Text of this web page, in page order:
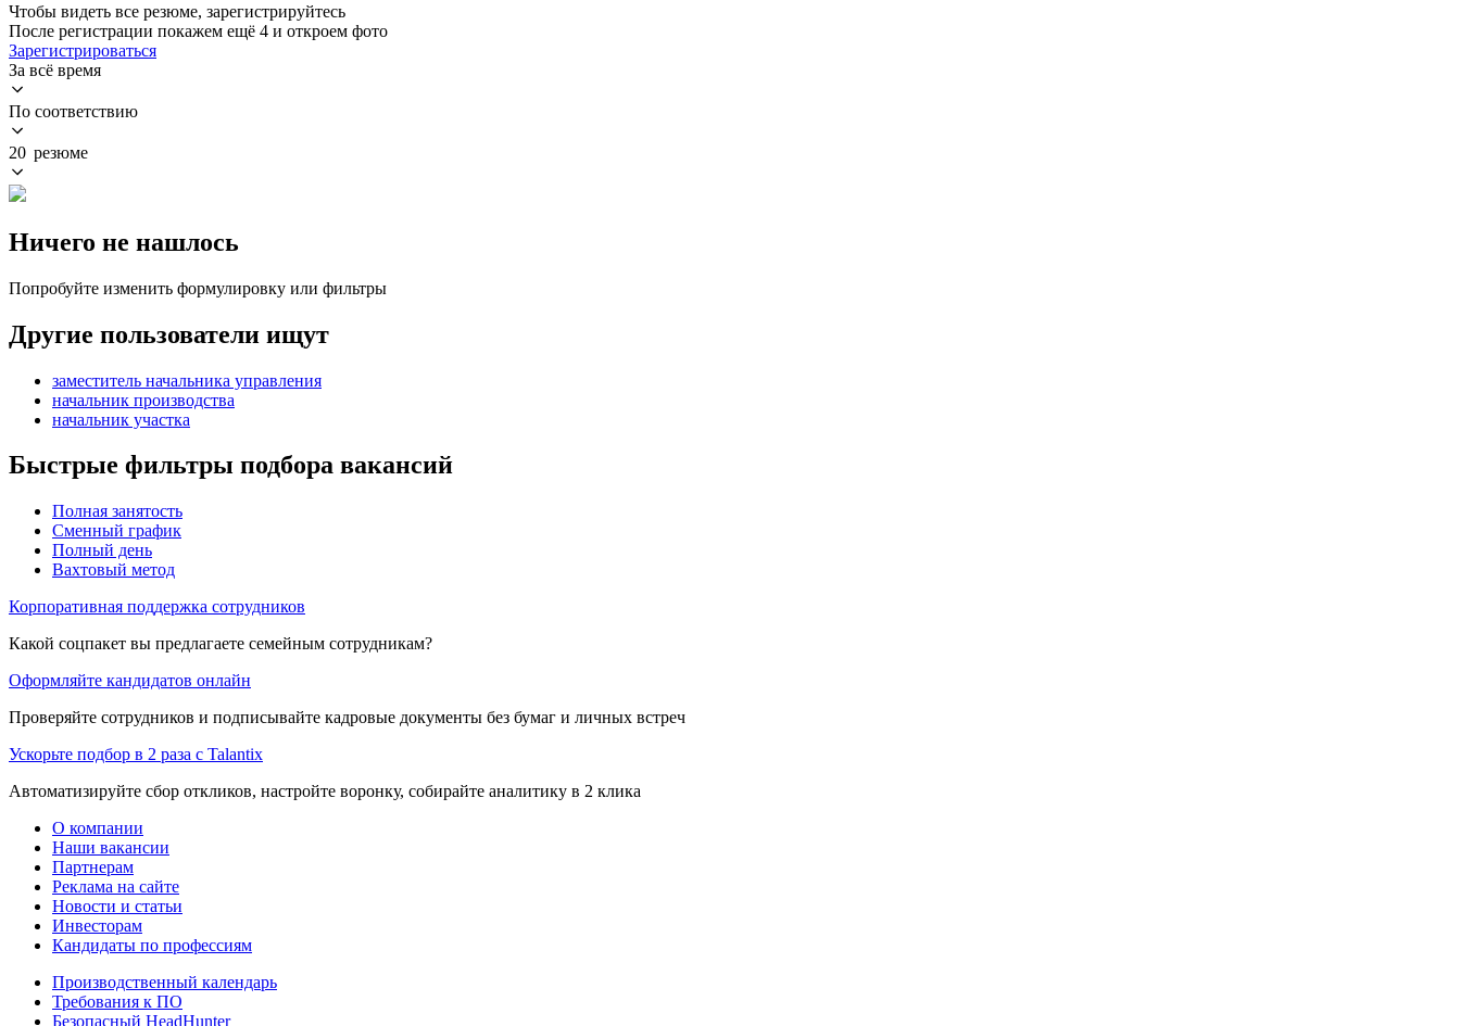
Чтобы видеть все резюме, зарегистрируйтесь
После регистрации покажем ещё 4 и откроем фото
Зарегистрироваться
За всё время
По соответствию
20 резюме
Ничего не нашлось
Попробуйте изменить формулировку или фильтры
Другие пользователи ищут
заместитель начальника управления
начальник производства
начальник участка
Быстрые фильтры подбора вакансий
Полная занятость
Сменный график
Полный день
Вахтовый метод
Корпоративная поддержка сотрудников
Какой соцпакет вы предлагаете семейным сотрудникам?
Оформляйте кандидатов онлайн
Проверяйте сотрудников и подписывайте кадровые документы без бумаг и личных встреч
Ускорьте подбор в 2 раза с Talantix
Автоматизируйте сбор откликов, настройте воронку, собирайте аналитику в 2 клика
О компании
Наши вакансии
Партнерам
Реклама на сайте
Новости и статьи
Инвесторам
Кандидаты по профессиям
Производственный календарь
Требования к ПО
Безопасный HeadHunter